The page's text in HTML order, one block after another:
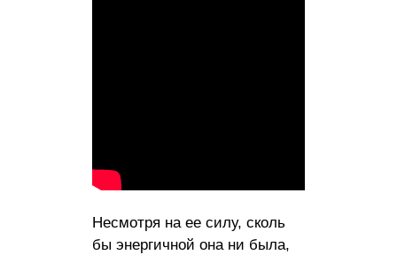
Несмотря на ее силу, сколь
бы энергичной она ни была,